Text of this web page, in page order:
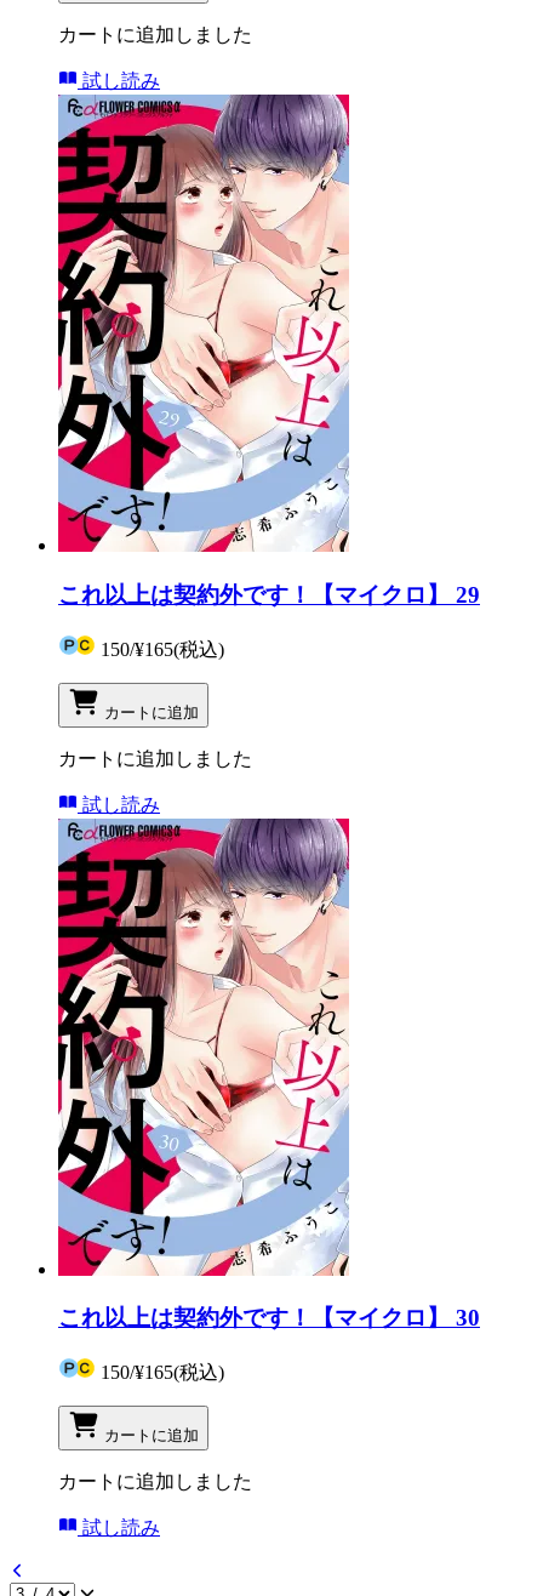
カートに追加しました
試し読み
これ以上は契約外です！【マイクロ】 29
150/¥165(税込)
カートに追加
カートに追加しました
試し読み
これ以上は契約外です！【マイクロ】 30
150/¥165(税込)
カートに追加
カートに追加しました
試し読み